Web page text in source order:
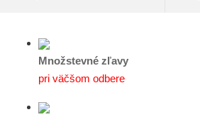
Množstevné zľavy
pri väčšom odbere